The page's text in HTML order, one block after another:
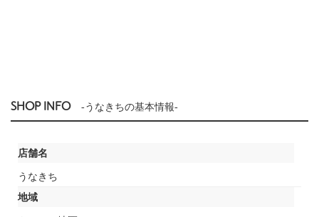
SHOP INFO -うなきちの基本情報-
店舗名
うなきち
地域